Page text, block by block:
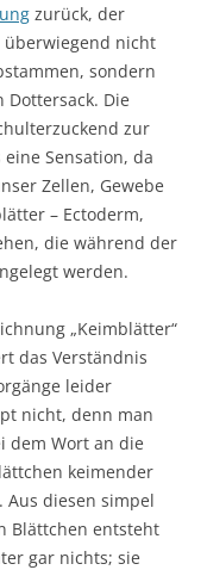
zurück, der
überwiegend nicht
sondern
Die
zur
Sensation, da
Zellen, Gewebe
– Ectoderm,
die während der
werden.
„Keimblätter“
das Verständnis
leider
nicht, denn man
dem Wort an die
keimender
Aus diesen simpel
Blättchen entsteht
gar nichts; sie